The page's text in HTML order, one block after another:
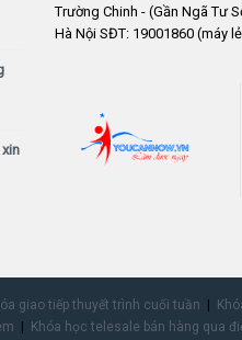
Trường Chinh - (Gần Ngã Tư
Hà Nội SĐT: 19001860 (máy
giao tiếp thuyết trình cuối tuần
Khóa học telesale bán hàng qua